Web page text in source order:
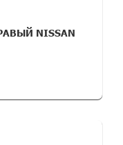
NISSAN